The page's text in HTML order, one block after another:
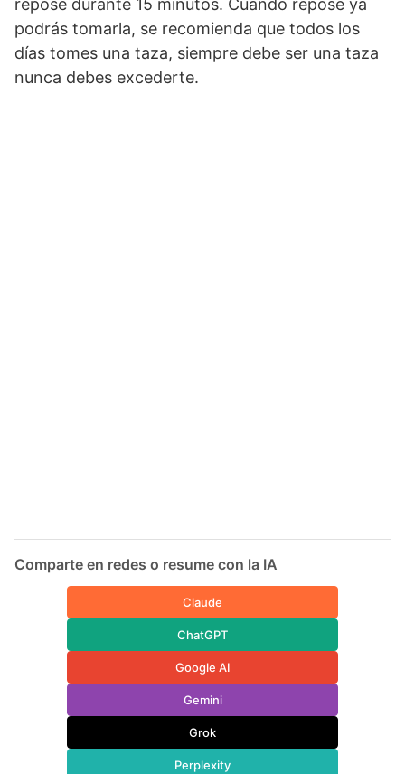
repose durante 15 minutos. Cuando repose ya
podrás tomarla, se recomienda que todos los
días tomes una taza, siempre debe ser una taza
nunca debes excederte.
Comparte en redes o resume con la IA
Claude
ChatGPT
Google AI
Gemini
Grok
Perplexity